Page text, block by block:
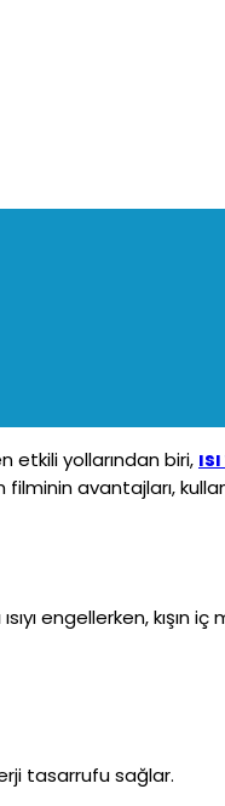
etkili yollarından biri,
filminin avantajları,
engellerken, kışın iç
tasarrufu sağlar.